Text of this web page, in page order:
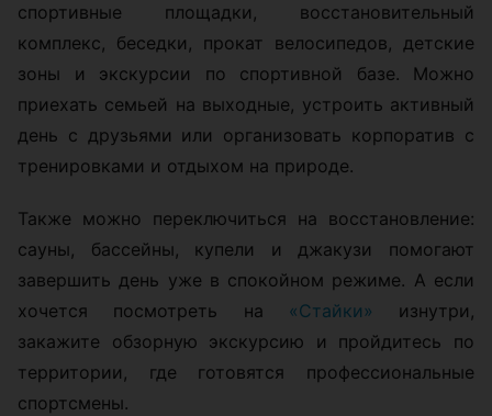
спортивные площадки, восстановительный
комплекс, беседки, прокат велосипедов, детские
зоны и экскурсии по спортивной базе. Можно
приехать семьей на выходные, устроить активный
день с друзьями или организовать корпоратив с
тренировками и отдыхом на природе.
Также можно переключиться на восстановление:
сауны, бассейны, купели и джакузи помогают
завершить день уже в спокойном режиме. А если
хочется посмотреть на «Стайки» изнутри,
закажите обзорную экскурсию и пройдитесь по
территории, где готовятся профессиональные
спортсмены.